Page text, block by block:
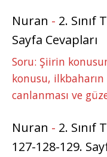
Nuran - 2. Sınıf
Sayfa Cevapları
Soru: Şiirin
konusu,
canlanması ve
Nuran - 2. Sınıf
127-128-129.